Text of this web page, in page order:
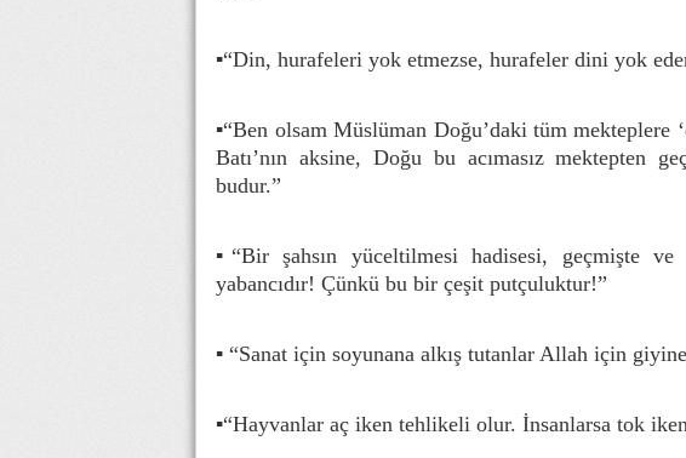
▪“Din, hurafeleri yok etmezse, hurafeler dini yok
▪“Ben olsam Müslüman Doğu’daki tüm mekteplere
Batı’nın aksine, Doğu bu acımasız mektepten
budur.”
▪“Bir şahsın yüceltilmesi hadisesi, geçmişte
yabancıdır! Çünkü bu bir çeşit putçuluktur!”
▪ “Sanat için soyunana alkış tutanlar Allah için
▪“Hayvanlar aç iken tehlikeli olur. İnsanlarsa tok